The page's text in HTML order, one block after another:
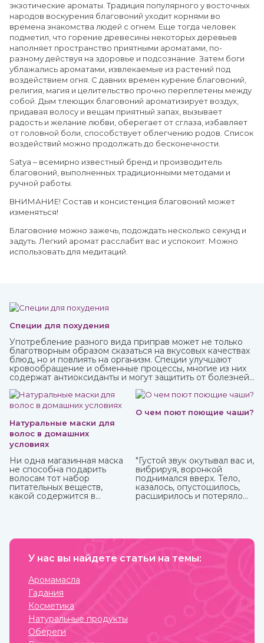
экзотические ароматы. Традиция популярного у восточных
народов воскурения благовоний уходит корнями во
времена знакомства людей с огнем. Еще тогда человек
подметил, что горение древесины некоторых деревьев
наполняет пространство приятными ароматами, по-
разному действуя на здоровье и подсознание. Затем боги
ублажались ароматами, извлекаемые из растений под
воздействием огня. С давних времен курение благовоний,
религия, магия и целительство прочно переплетены между
собой. Дым тлеющих благовоний ароматизирует воздух,
придавая волосу и вещам приятный запах, вызывает
радость и желание любви, оберегает от сглаза, избавляет
от головной боли, способствует облегчению родов. Список
воздействий можно продолжать до бесконечности.
Satya – всемирно известный бренд и производитель
благовоний, выполненных традиционными методами и
ручной работы.
ВНИМАНИЕ! Состав и консистенция благовоний может
изменяться!
Благовоние можно зажечь, подождать несколько секунд и
задуть. Легкий аромат расслабит вас и успокоит. Можно
использовать для медитаций.
Специи для похудения
Употребление разного вида приправ может не только
благотворным образом сказаться на вкусовых качествах
блюд, но и повлиять на организм. Специи улучшают
кровообращение и обменные процессы, многие из них
содержат антиоксиданты и могут защитить от болезней,
чисто восточные, вы можете купить в интернет-магазине
ИндоКитай.
Натуральные маски для
волос в домашних
условиях
Ни одна магазинная маска
не способна подарить
волосам тот набор
питательных веществ,
какой содержится в
напитают, увлажнят и
О чем поют поющие чаши?
"Густой звук окутывал вас и,
вибрируя, воронкой
поднимался вверх. Тело,
казалось, опустошилось,
расширилось и потеряло
Это вы можете
тибетской поющей чашей.
У нас вы найдете статьи на темы:
Аромамасла
Гадания
Косметика
Натуральные продукты
Обереги